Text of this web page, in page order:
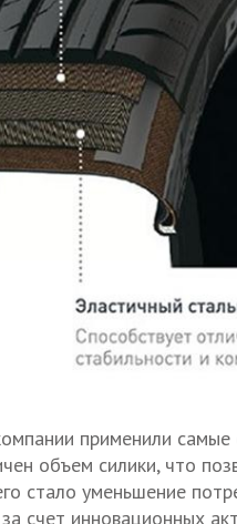
применили
объем силики, что
стало уменьшение
счет инновационных